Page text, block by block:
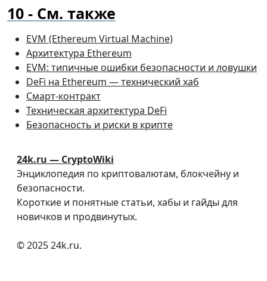
См. также
EVM (Ethereum Virtual Machine)
Архитектура Ethereum
EVM: типичные ошибки безопасности и ловушки
DeFi на Ethereum — технический хаб
Смарт-контракт
Техническая архитектура DeFi
Безопасность и риски в крипте
24k.ru — CryptoWiki
Энциклопедия по криптовалютам, блокчейну и
безопасности.
Короткие и понятные статьи, хабы и гайды для
новичков и продвинутых.
© 2025 24k.ru.